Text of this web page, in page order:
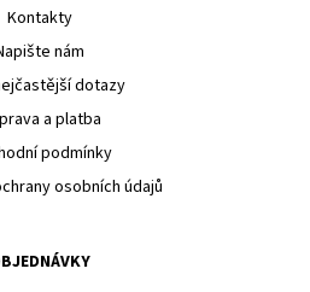
Kontakty
nám
dotazy
a platba
podmínky
osobních údajů